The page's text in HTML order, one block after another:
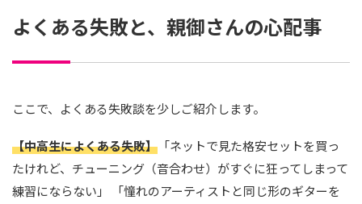
よくある失敗と、親御さんの心配事
ここで、よくある失敗談を少しご紹介します。
【中高生によくある失敗】 「ネットで見た格安セットを買っ
たけれど、チューニング（音合わせ）がすぐに狂ってしまって
練習にならない」 「憧れのアーティストと同じ形のギターを